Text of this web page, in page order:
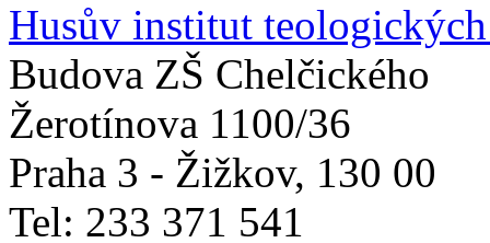
Husův institut
Budova ZŠ Chelčického
Žerotínova 1100/36
Praha 3 - Žižkov, 130 00
Tel: 233 371 541